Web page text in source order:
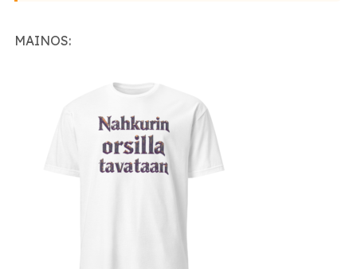
MAINOS: